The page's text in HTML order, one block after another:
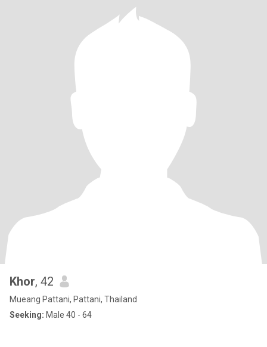
Khor, 42
Mueang Pattani, Pattani, Thailand
Seeking: Male 40 - 64